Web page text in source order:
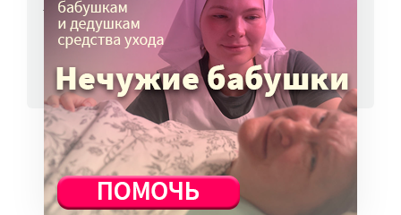
7 авг, 13:13
ВСЕ НОВОСТИ